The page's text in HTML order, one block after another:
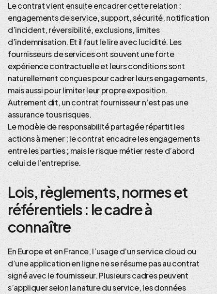
Le contrat vient ensuite encadrer cette relation :
engagements de service, support, sécurité, notification
d’incident, réversibilité, exclusions, limites
d’indemnisation. Et il faut le lire avec lucidité. Les
fournisseurs de services ont souvent une forte
expérience contractuelle et leurs conditions sont
naturellement conçues pour cadrer leurs engagements,
mais aussi pour limiter leur propre exposition.
Autrement dit, un contrat fournisseur n’est pas une
assurance tous risques.
Le modèle de responsabilité partagée répartit les
actions à mener ; le contrat encadre les engagements
entre les parties ; mais le risque métier reste d’abord
celui de l’entreprise.
Lois, règlements, normes et
référentiels : le cadre à
connaître
En Europe et en France, l’usage d’un service cloud ou
d’une application en ligne ne se résume pas au contrat
signé avec le fournisseur. Plusieurs cadres peuvent
s’appliquer selon la nature du service, les données